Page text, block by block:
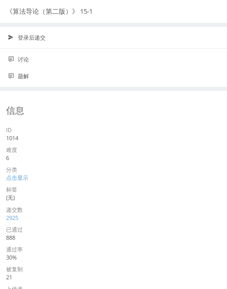
《算法导论（第二版）》 15-1
登录后递交
讨论
题解
信息
ID
1014
难度
6
分类
点击显示
标签
(无)
递交数
2925
已通过
888
通过率
30%
被复制
21